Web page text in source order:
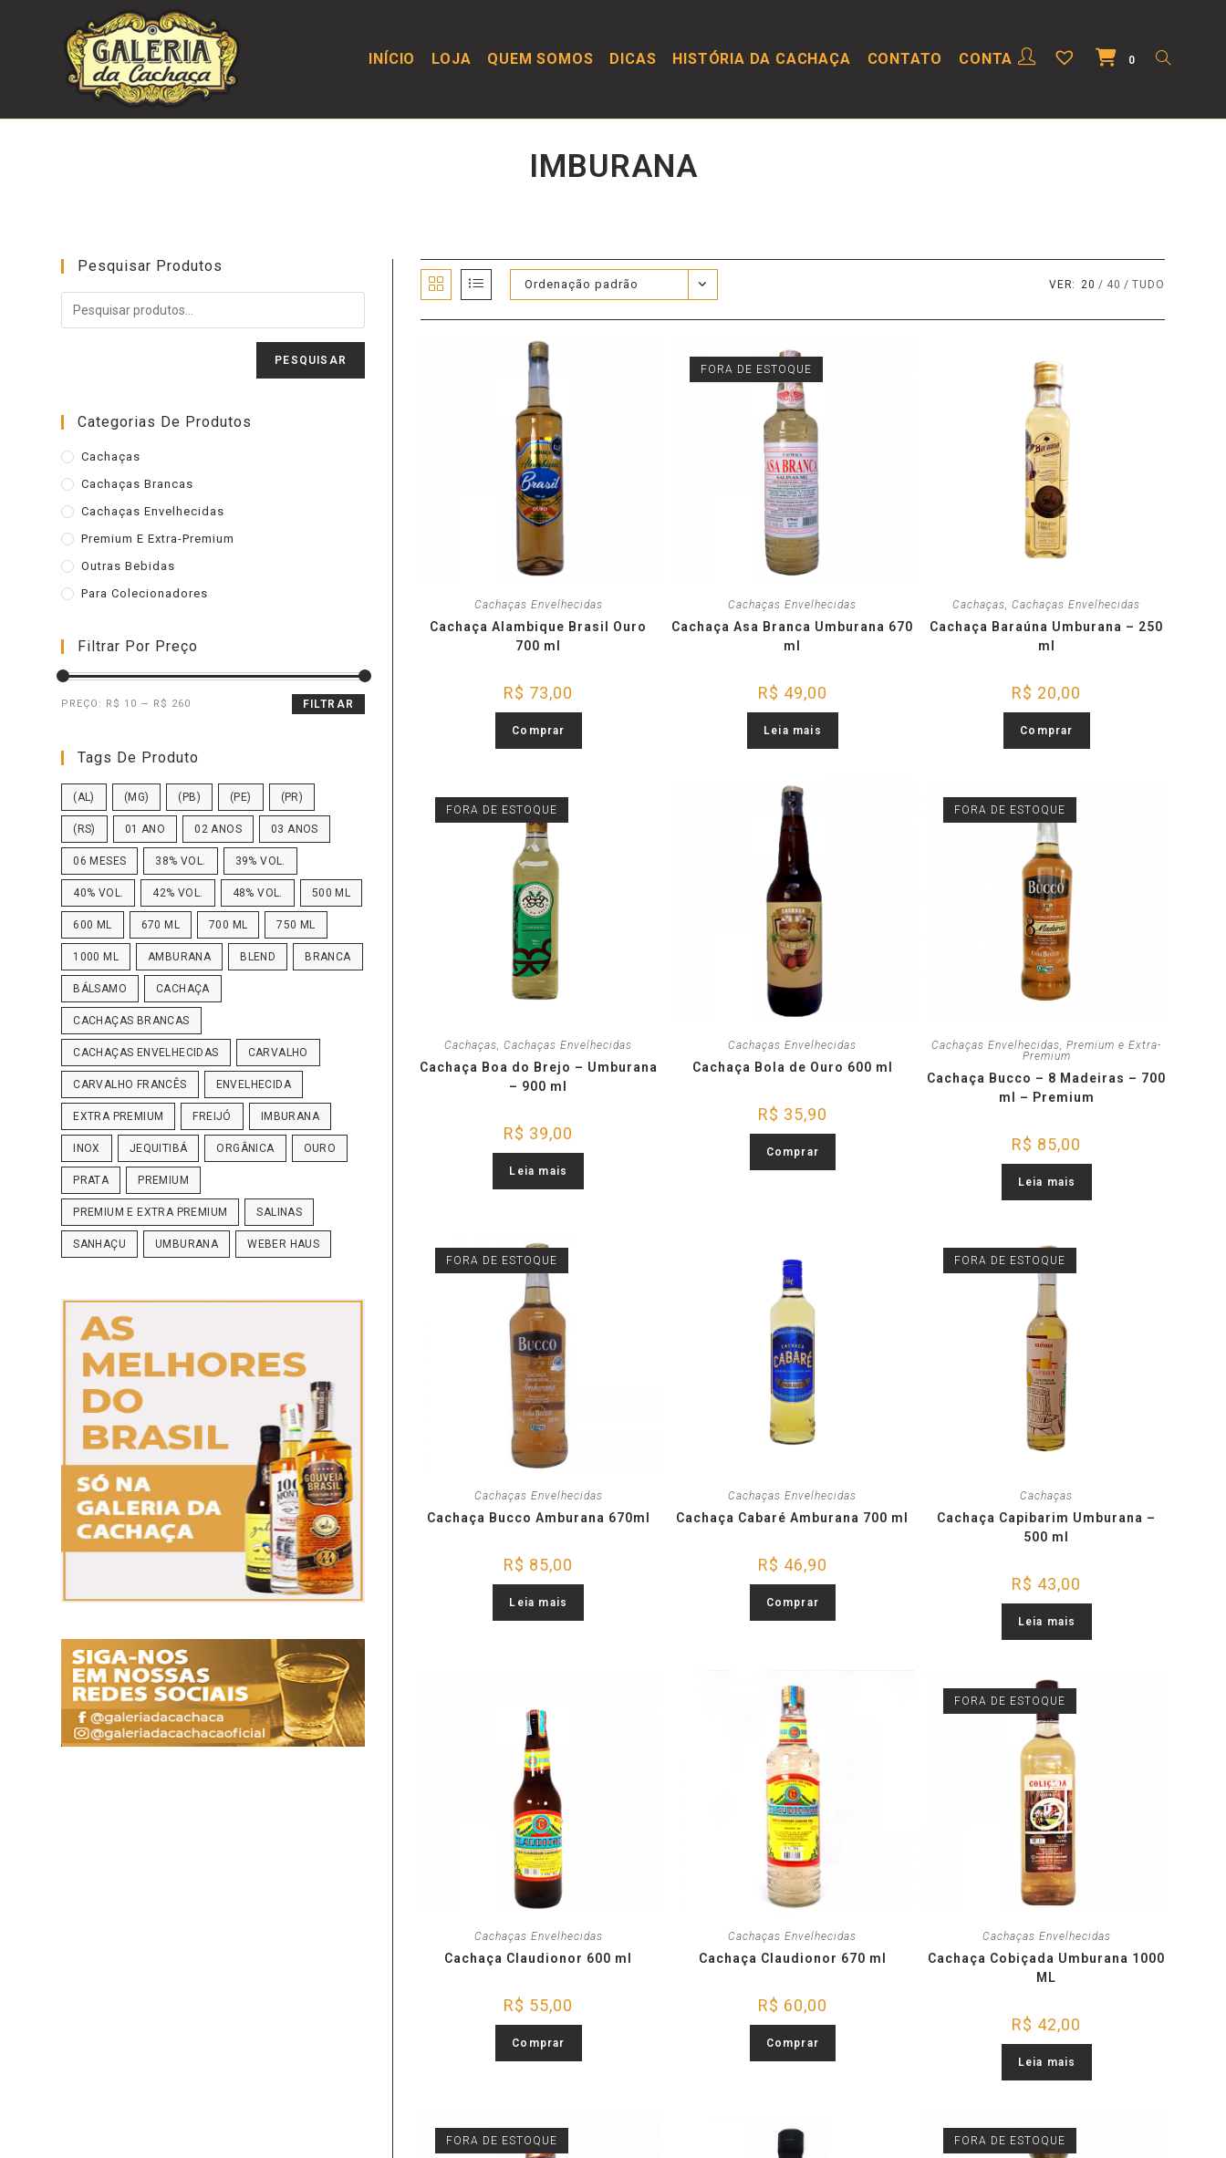
INÍCIO LOJA QUEM SOMOS DICAS HISTÓRIA DA CACHAÇA CONTATO CONTA 0
IMBURANA
Ordenação padrão VER: 20 40 TUDO
Cachaças Envelhecidas
Cachaça Alambique Brasil Ouro
700 ml
R$ 73,00
Comprar
FORA DE ESTOQUE
Cachaças Envelhecidas
Cachaça Asa Branca Umburana 670
ml
R$ 49,00
Leia mais
Cachaças,Cachaças Envelhecidas
Cachaça Baraúna Umburana – 250
ml
R$ 20,00
Comprar
FORA DE ESTOQUE
Cachaças ,Cachaças Envelhecidas
Cachaça Boa do Brejo – Umburana
– 900 ml
R$ 39,00
Leia mais
Cachaças Envelhecidas
Cachaça Bola de Ouro 600 ml
R$ 35,90
Comprar
FORA DE ESTOQUE
Cachaças Envelhecidas ,Premium e Extra-
Premium
Cachaça Bucco – 8 Madeiras – 700
ml – Premium
R$ 85,00
Leia mais
FORA DE ESTOQUE
Cachaças Envelhecidas
Cachaça Bucco Amburana 670ml
R$ 85,00
Leia mais
Cachaças Envelhecidas
Cachaça Cabaré Amburana 700 ml
R$ 46,90
Comprar
FORA DE ESTOQUE
Cachaças
Cachaça Capibarim Umburana –
500 ml
R$ 43,00
Leia mais
Cachaças Envelhecidas
Cachaça Claudionor 600 ml
R$ 55,00
Comprar
Cachaças Envelhecidas
Cachaça Claudionor 670 ml
R$ 60,00
Comprar
FORA DE ESTOQUE
Cachaças Envelhecidas
Cachaça Cobiçada Umburana 1000
ML
R$ 42,00
Leia mais
FORA DE ESTOQUE FORA DE ESTOQUE
Pesquisar Produtos
PESQUISAR
Categorias De Produtos
Cachaças
Cachaças Brancas
Cachaças Envelhecidas
Premium E Extra-Premium
Outras Bebidas
Para Colecionadores
Filtrar Por Preço
FILTRAR
PREÇO: R$ 10 — R$ 260
Tags De Produto
(AL) (MG) (PB) (PE) (PR)
(RS) 01 ANO 02 ANOS 03 ANOS
06 MESES 38% VOL. 39% VOL.
40% VOL. 42% VOL. 48% VOL. 500 ML
600 ML 670 ML 700 ML 750 ML
1000 ML AMBURANA BLEND BRANCA
BÁLSAMO CACHAÇA
CACHAÇAS BRANCAS
CACHAÇAS ENVELHECIDAS CARVALHO
CARVALHO FRANCÊS ENVELHECIDA
EXTRA PREMIUM FREIJÓ IMBURANA
INOX JEQUITIBÁ ORGÂNICA OURO
PRATA PREMIUM
PREMIUM E EXTRA PREMIUM SALINAS
SANHAÇU UMBURANA WEBER HAUS